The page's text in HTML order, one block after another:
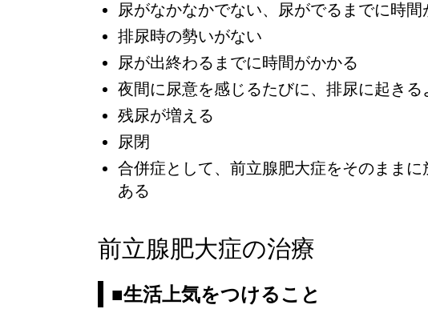
尿がなかなかでない、尿がでるまでに時間
排尿時の勢いがない
尿が出終わるまでに時間がかかる
夜間に尿意を感じるたびに、排尿に起きる
残尿が増える
尿閉
合併症として、前立腺肥大症をそのまま
ある
前立腺肥大症の治療
■生活上気をつけること